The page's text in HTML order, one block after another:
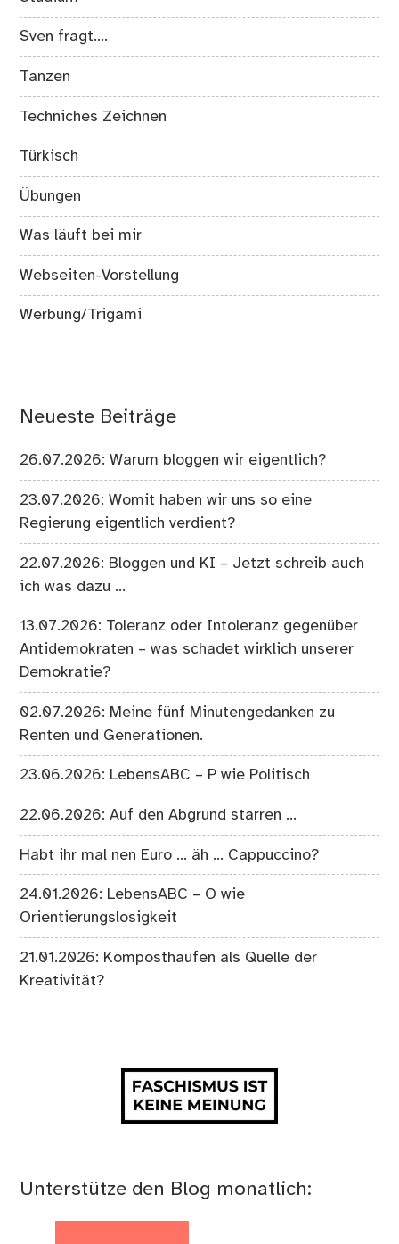
Sven fragt….
Tanzen
Techniches Zeichnen
Türkisch
Übungen
Was läuft bei mir
Webseiten-Vorstellung
Werbung/Trigami
Neueste Beiträge
26.07.2026: Warum bloggen wir eigentlich?
23.07.2026: Womit haben wir uns so eine
Regierung eigentlich verdient?
22.07.2026: Bloggen und KI – Jetzt schreib auch
ich was dazu …
13.07.2026: Toleranz oder Intoleranz gegenüber
Antidemokraten – was schadet wirklich unserer
Demokratie?
02.07.2026: Meine fünf Minutengedanken zu
Renten und Generationen.
23.06.2026: LebensABC – P wie Politisch
22.06.2026: Auf den Abgrund starren …
Habt ihr mal nen Euro … äh … Cappuccino?
24.01.2026: LebensABC – O wie
Orientierungslosigkeit
21.01.2026: Komposthaufen als Quelle der
Kreativität?
Unterstütze den Blog monatlich: